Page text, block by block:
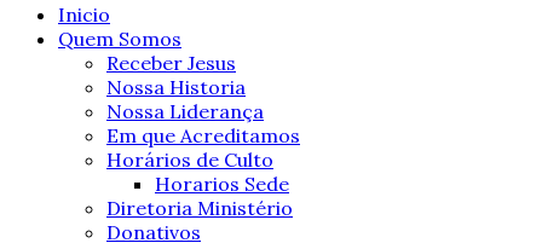
Inicio
Quem Somos
Receber Jesus
Nossa Historia
Nossa Liderança
Em que Acreditamos
Horários de Culto
Horarios Sede
Diretoria Ministério
Donativos